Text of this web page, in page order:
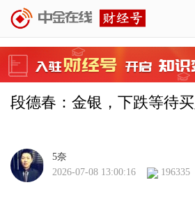
段德春：金银，下跌等待买
5奈
2026-07-08 13:00:16
196335